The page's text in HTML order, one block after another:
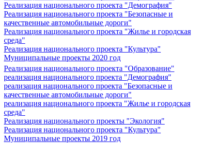
Реализация национального проекта "Демография"
Реализация национального проекта "Безопасные и
качественные автомобильные дороги"
Реализация национального проекта "Жилье и городская
среда"
Реализация национального проекта "Культура"
Муниципальные проекты 2020 год
Реализация национального проекта "Образование"
реализация национального проекта "Демография"
реализация национального проекта "Безопасные и
качественные автомобильные дороги"
реализация национального проекта "Жилье и городская
среда"
Реализация национального проекты "Экология"
Реализация национального проекта "Культура"
Муниципальные проекты 2019 год